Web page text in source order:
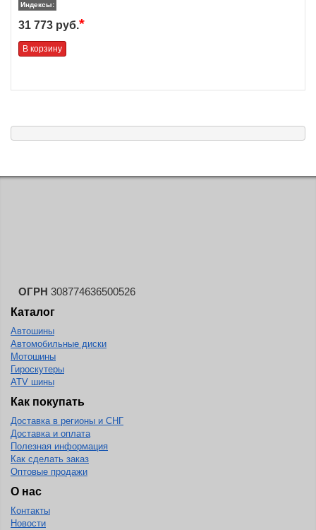
Индексы:
31 773 руб.*
В корзину
ОГРН 308774636500526
Каталог
Автошины
Автомобильные диски
Мотошины
Гироскутеры
ATV шины
Как покупать
Доставка в регионы и СНГ
Доставка и оплата
Полезная информация
Как сделать заказ
Оптовые продажи
О нас
Контакты
Новости